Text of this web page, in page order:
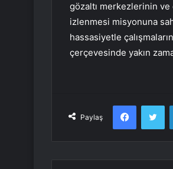
gözaltı merkezlerinin ve
izlenmesi misyonuna
hassasiyetle
çerçevesinde yakın
Paylaş
Facebook